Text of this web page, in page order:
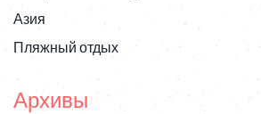
Азия
Пляжный отдых
Архивы